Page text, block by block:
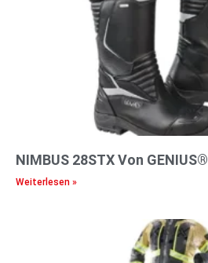
NIMBUS 28STX Von GENIUS®
Weiterlesen »